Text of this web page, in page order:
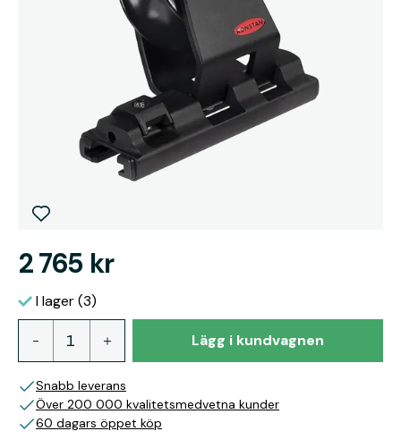
2 765 kr
I lager (3)
Lägg i kundvagnen
Snabb leverans
Över 200 000 kvalitetsmedvetna kunder
60 dagars öppet köp